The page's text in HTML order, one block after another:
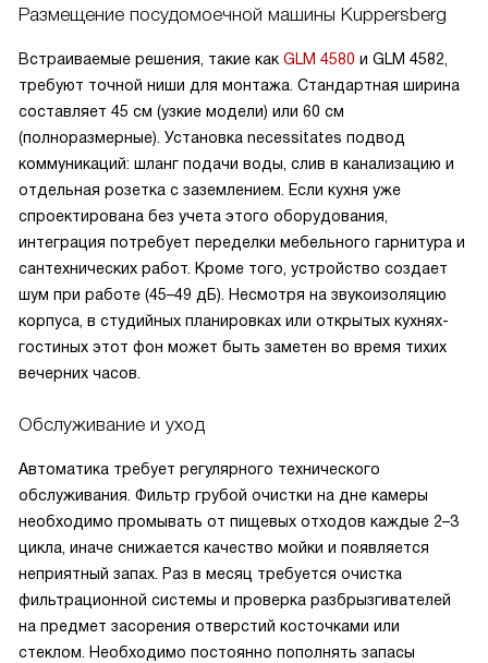
Размещение посудомоечной машины Kuppersberg
Встраиваемые решения, такие как GLM 4580 и GLM 4582,
требуют точной ниши для монтажа. Стандартная ширина
составляет 45 см (узкие модели) или 60 см
(полноразмерные). Установка necessitates подвод
коммуникаций: шланг подачи воды, слив в канализацию и
отдельная розетка с заземлением. Если кухня уже
спроектирована без учета этого оборудования,
интеграция потребует переделки мебельного гарнитура и
сантехнических работ. Кроме того, устройство создает
шум при работе (45–49 дБ). Несмотря на звукоизоляцию
корпуса, в студийных планировках или открытых кухнях-
гостиных этот фон может быть заметен во время тихих
вечерних часов.
Обслуживание и уход
Автоматика требует регулярного технического
обслуживания. Фильтр грубой очистки на дне камеры
необходимо промывать от пищевых отходов каждые 2–3
цикла, иначе снижается качество мойки и появляется
неприятный запах. Раз в месяц требуется очистка
фильтрационной системы и проверка разбрызгивателей
на предмет засорения отверстий косточками или
стеклом. Необходимо постоянно пополнять запасы